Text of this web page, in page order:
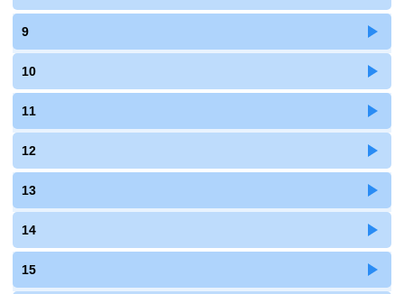
9
10
11
12
13
14
15